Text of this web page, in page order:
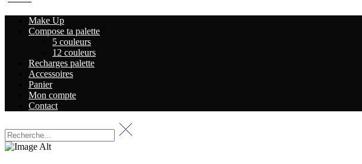
Make Up
Compose ta palette
5 couleurs
12 couleurs
Recharges palette
Accessoires
Panier
Mon compte
Contact